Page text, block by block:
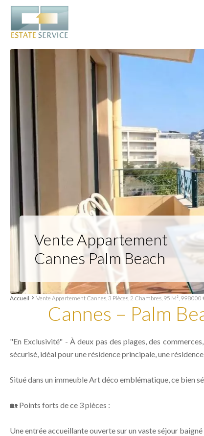
Vente Appartement
Cannes Palm Beach
Accueil Vente Appartement Cannes, 3 Pièces, 2 Chambres, 95 M², 998 000
Cannes – Palm
"En Exclusivité" - À deux pas des plages, des
sécurisé, idéal pour une résidence principale, une
Situé dans un immeuble Art déco emblématique, ce bien
🏡 Points forts de ce 3 pièces :
Une entrée accueillante ouverte sur un vaste séjour